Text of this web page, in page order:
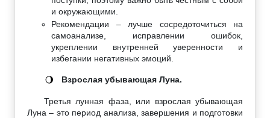
и окружающими.
Рекомендации – лучше сосредоточиться на
самоанализе, исправлении ошибок,
укреплении внутренней уверенности и
избегании негативных эмоций.
🌖 Взрослая убывающая Луна.
Третья лунная фаза, или взрослая убывающая
Луна – это период анализа, завершения и подготовки